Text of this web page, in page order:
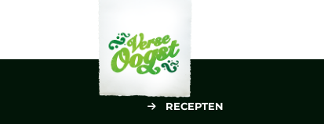
RECEPTEN